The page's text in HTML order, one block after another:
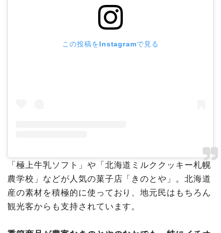
この投稿をInstagramで見る
「極上牛乳ソフト」や「北海道ミルククッキー札幌
農学校」などが人気の菓子店「きのとや」。北海道
産の素材を積極的に使っており、地元民はもちろん
観光客からも支持されています。